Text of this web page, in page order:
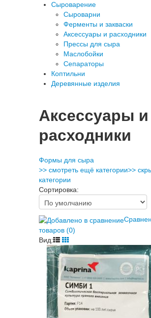
Сыроварение
Сыроварни
Ферменты и закваски
Аксессуары и расходники
Прессы для сыра
Маслобойки
Сепараторы
Коптильни
Деревянные изделия
Аксессуары и
расходники
Формы для сыра
>> смотреть ещё категории>>
категории
Сортировка:
товаров (0)
Вид: